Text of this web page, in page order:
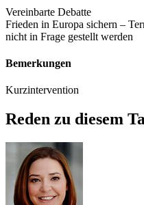
Vereinbarte Debatte
Frieden in Europa sichern –
nicht in Frage gestellt werden
Bemerkungen
Kurzintervention
Reden zu diesem